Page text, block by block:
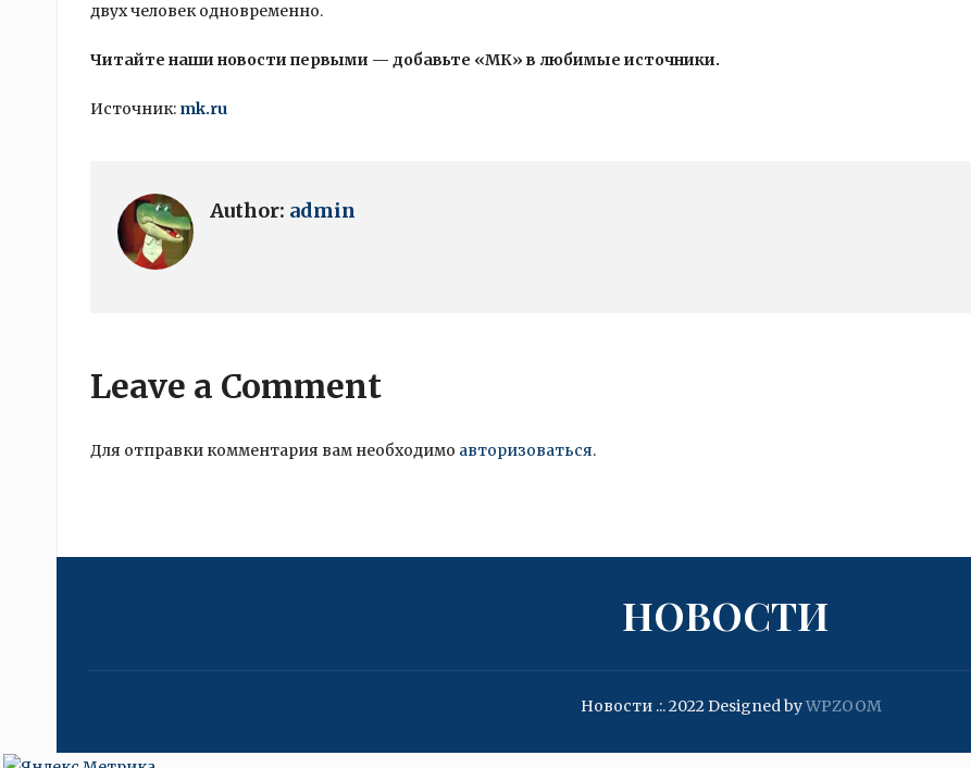
двух человек одновременно.
Читайте наши новости первыми — добавьте «МК» в любимые источники.
Источник: mk.ru
Author: admin
Leave a Comment
Для отправки комментария вам необходимо авторизоваться.
НОВОСТИ
Новости .:. 2022Designed byWPZOOM